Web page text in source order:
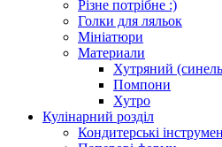
Різне потрібне :)
Голки для ляльок
Мініатюри
Материали
Хутряний
Помпони
Хутро
Кулінарний розділ
Кондитерські